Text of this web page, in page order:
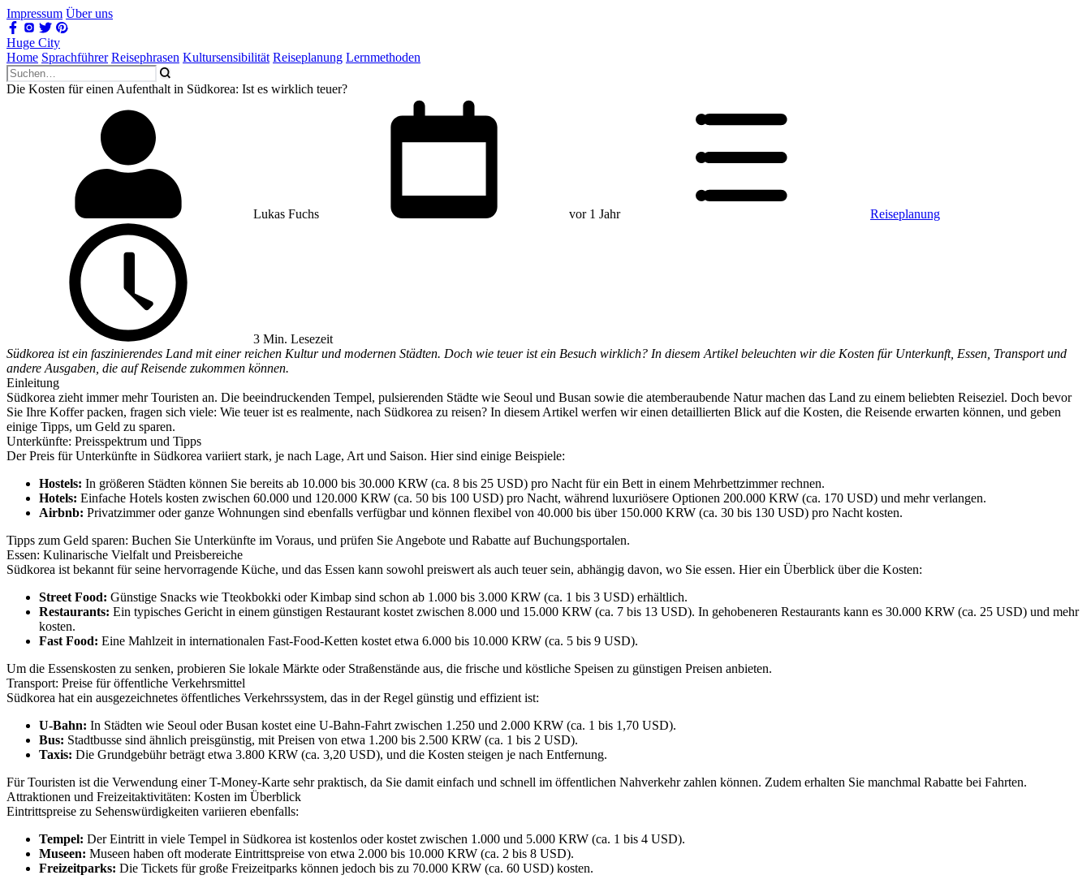
Impressum Über uns
Huge City
Home Sprachführer Reisephrasen Kultursensibilität Reiseplanung Lernmethoden
Die Kosten für einen Aufenthalt in Südkorea: Ist es wirklich teuer?
Lukas Fuchs vor 1 Jahr Reiseplanung
3 Min. Lesezeit
Südkorea ist ein faszinierendes Land mit einer reichen Kultur und modernen Städten. Doch wie teuer ist ein Besuch wirklich? In diesem Artikel beleuchten wir die Kosten für Unterkunft, Essen, Transport und
andere Ausgaben, die auf Reisende zukommen können.
Einleitung
Südkorea zieht immer mehr Touristen an. Die beeindruckenden Tempel, pulsierenden Städte wie Seoul und Busan sowie die atemberaubende Natur machen das Land zu einem beliebten Reiseziel. Doch bevor
Sie Ihre Koffer packen, fragen sich viele: Wie teuer ist es realmente, nach Südkorea zu reisen? In diesem Artikel werfen wir einen detaillierten Blick auf die Kosten, die Reisende erwarten können, und geben
einige Tipps, um Geld zu sparen.
Unterkünfte: Preisspektrum und Tipps
Der Preis für Unterkünfte in Südkorea variiert stark, je nach Lage, Art und Saison. Hier sind einige Beispiele:
Hostels: In größeren Städten können Sie bereits ab 10.000 bis 30.000 KRW (ca. 8 bis 25 USD) pro Nacht für ein Bett in einem Mehrbettzimmer rechnen.
Hotels: Einfache Hotels kosten zwischen 60.000 und 120.000 KRW (ca. 50 bis 100 USD) pro Nacht, während luxuriösere Optionen 200.000 KRW (ca. 170 USD) und mehr verlangen.
Airbnb: Privatzimmer oder ganze Wohnungen sind ebenfalls verfügbar und können flexibel von 40.000 bis über 150.000 KRW (ca. 30 bis 130 USD) pro Nacht kosten.
Tipps zum Geld sparen: Buchen Sie Unterkünfte im Voraus, und prüfen Sie Angebote und Rabatte auf Buchungsportalen.
Essen: Kulinarische Vielfalt und Preisbereiche
Südkorea ist bekannt für seine hervorragende Küche, und das Essen kann sowohl preiswert als auch teuer sein, abhängig davon, wo Sie essen. Hier ein Überblick über die Kosten:
Street Food: Günstige Snacks wie Tteokbokki oder Kimbap sind schon ab 1.000 bis 3.000 KRW (ca. 1 bis 3 USD) erhältlich.
Restaurants: Ein typisches Gericht in einem günstigen Restaurant kostet zwischen 8.000 und 15.000 KRW (ca. 7 bis 13 USD). In gehobeneren Restaurants kann es 30.000 KRW (ca. 25 USD) und mehr
kosten.
Fast Food: Eine Mahlzeit in internationalen Fast-Food-Ketten kostet etwa 6.000 bis 10.000 KRW (ca. 5 bis 9 USD).
Um die Essenskosten zu senken, probieren Sie lokale Märkte oder Straßenstände aus, die frische und köstliche Speisen zu günstigen Preisen anbieten.
Transport: Preise für öffentliche Verkehrsmittel
Südkorea hat ein ausgezeichnetes öffentliches Verkehrssystem, das in der Regel günstig und effizient ist:
U-Bahn: In Städten wie Seoul oder Busan kostet eine U-Bahn-Fahrt zwischen 1.250 und 2.000 KRW (ca. 1 bis 1,70 USD).
Bus: Stadtbusse sind ähnlich preisgünstig, mit Preisen von etwa 1.200 bis 2.500 KRW (ca. 1 bis 2 USD).
Taxis: Die Grundgebühr beträgt etwa 3.800 KRW (ca. 3,20 USD), und die Kosten steigen je nach Entfernung.
Für Touristen ist die Verwendung einer T-Money-Karte sehr praktisch, da Sie damit einfach und schnell im öffentlichen Nahverkehr zahlen können. Zudem erhalten Sie manchmal Rabatte bei Fahrten.
Attraktionen und Freizeitaktivitäten: Kosten im Überblick
Eintrittspreise zu Sehenswürdigkeiten variieren ebenfalls:
Tempel: Der Eintritt in viele Tempel in Südkorea ist kostenlos oder kostet zwischen 1.000 und 5.000 KRW (ca. 1 bis 4 USD).
Museen: Museen haben oft moderate Eintrittspreise von etwa 2.000 bis 10.000 KRW (ca. 2 bis 8 USD).
Freizeitparks: Die Tickets für große Freizeitparks können jedoch bis zu 70.000 KRW (ca. 60 USD) kosten.